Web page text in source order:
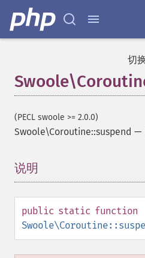
切
(PECL swoole >= 2.0.0)
Swoole\Coroutine::suspend —
说明
public static function